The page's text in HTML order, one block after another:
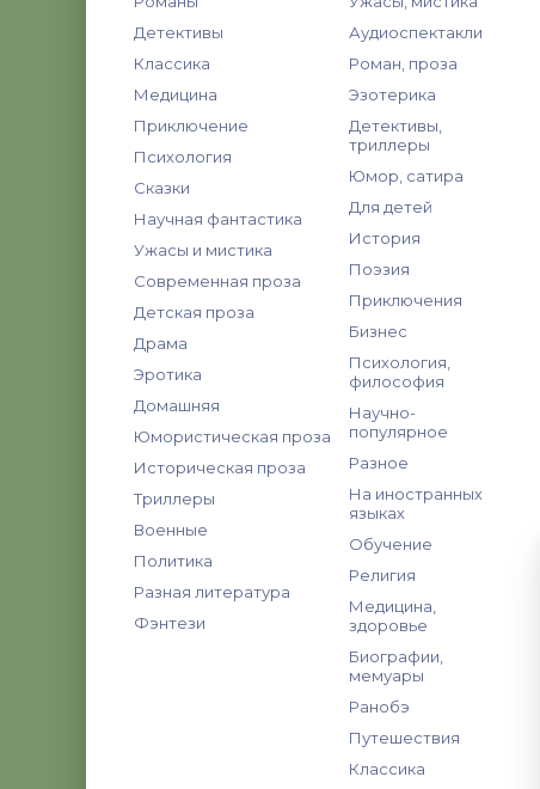
Детективы
Классика
Медицина
Приключение
Психология
Сказки
Научная фантастика
Ужасы и мистика
Современная проза
Детская проза
Драма
Эротика
Домашняя
Юмористическая проза
Историческая проза
Триллеры
Военные
Политика
Разная литература
Фэнтези
Аудиоспектакли
Роман, проза
Эзотерика
Детективы,
триллеры
Юмор, сатира
Для детей
История
Поэзия
Приключения
Бизнес
Психология,
философия
Научно-
популярное
Разное
На иностранных
языках
Обучение
Религия
Медицина,
здоровье
Биографии,
мемуары
Ранобэ
Путешествия
Классика